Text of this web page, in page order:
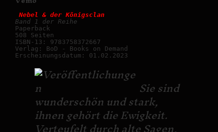
Nebel & der Königsclan
Band 1 der Reihe
Paperback
508 Seiten
ISBN-13: 9783758372667
Verlag: BoD - Books on Demand
Erscheinungsdatum: 01.02.2023
Sie sind
wunderschön und stark,
ihnen gehört die Ewigkeit.